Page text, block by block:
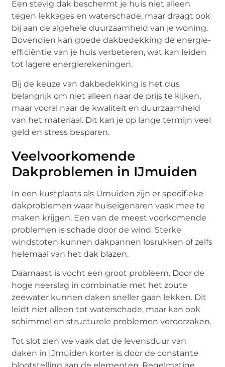
Een stevig dak beschermt je huis niet alleen
tegen lekkages en waterschade, maar draagt ook
bij aan de algehele duurzaamheid van je woning.
Bovendien kan goede dakbedekking de energie-
efficiëntie van je huis verbeteren, wat kan leiden
tot lagere energierekeningen.
Bij de keuze van dakbedekking is het dus
belangrijk om niet alleen naar de prijs te kijken,
maar vooral naar de kwaliteit en duurzaamheid
van het materiaal. Dit kan je op lange termijn veel
geld en stress besparen.
Veelvoorkomende
Dakproblemen in IJmuiden
In een kustplaats als IJmuiden zijn er specifieke
dakproblemen waar huiseigenaren vaak mee te
maken krijgen. Een van de meest voorkomende
problemen is schade door de wind. Sterke
windstoten kunnen dakpannen losrukken of zelfs
helemaal van het dak blazen.
Daarnaast is vocht een groot probleem. Door de
hoge neerslag in combinatie met het zoute
zeewater kunnen daken sneller gaan lekken. Dit
leidt niet alleen tot waterschade, maar kan ook
schimmel en structurele problemen veroorzaken.
Tot slot zien we vaak dat de levensduur van
daken in IJmuiden korter is door de constante
blootstelling aan de elementen. Regelmatige